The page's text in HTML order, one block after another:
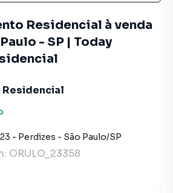
Residencial à venda
- SP | Today
Residencial
- Perdizes - São Paulo/SP
ORULO_23358